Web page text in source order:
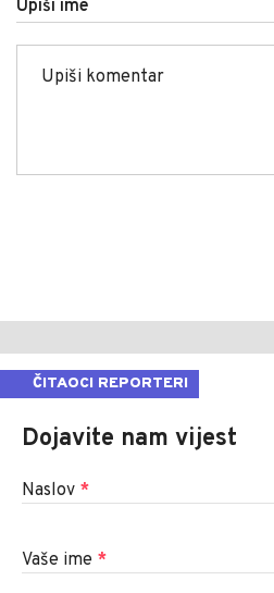
Upiši ime
ČITAOCI REPORTERI
Dojavite nam vijest
Naslov *
Vaše ime *